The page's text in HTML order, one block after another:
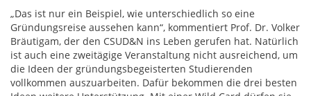
„Das ist nur ein Beispiel, wie unterschiedlich so eine
Gründungsreise aussehen kann“, kommentiert Prof. Dr. Volker
Bräutigam, der den CSUD&N ins Leben gerufen hat. Natürlich
ist auch eine zweitägige Veranstaltung nicht ausreichend, um
die Ideen der gründungsbegeisterten Studierenden
vollkommen auszuarbeiten. Dafür bekommen die drei besten